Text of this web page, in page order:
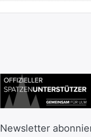
Newsletter